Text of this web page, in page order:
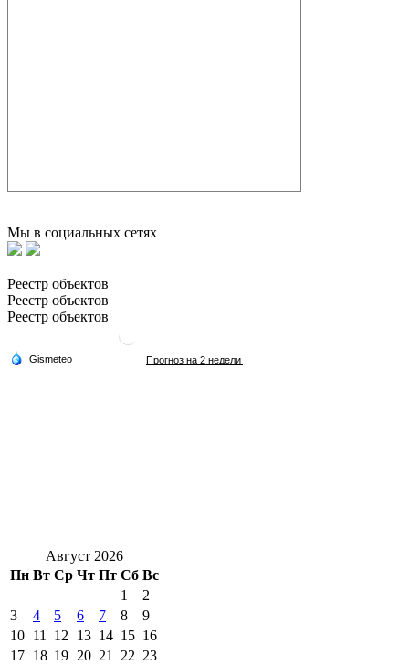
Мы в социальных сетях
Реестр объектов
Реестр объектов
Реестр объектов
Август 2026
Пн Вт Ср Чт Пт Сб Вс
1
2
3
4 5 6 7 8
9
10 11 12 13 14 15 16
17 18 19 20 21 22 23